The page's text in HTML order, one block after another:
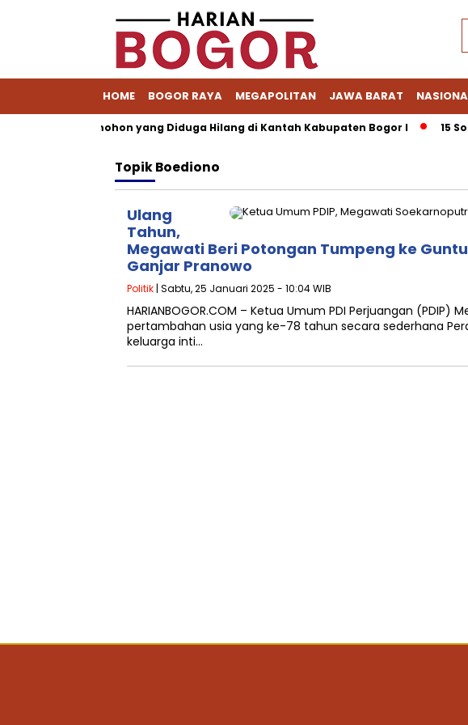
HOME BOGOR RAYA MEGAPOLITAN JAWA BARAT
Berkas Pemohon yang Diduga Hilang di Kantah Kabupaten Bogor I 15
TopikBoediono
Ulang
Tahun,
Megawati Beri Potongan Tumpeng ke
Ganjar Pranowo
Politik | Sabtu, 25 Januari 2025 - 10:04 WIB
HARIANBOGOR.COM – Ketua Umum PDI Perjuangan
pertambahan usia yang ke-78 tahun secara sederhana
keluarga inti…